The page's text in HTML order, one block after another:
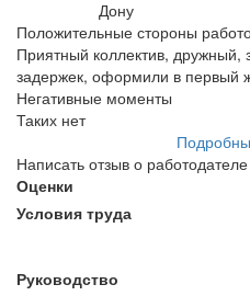
Дону
Положительные стороны
Приятный коллектив, дружный,
задержек, оформили в первый
Негативные моменты
Таких нет
Написать отзыв о
Оценки
Условия труда
Руководство